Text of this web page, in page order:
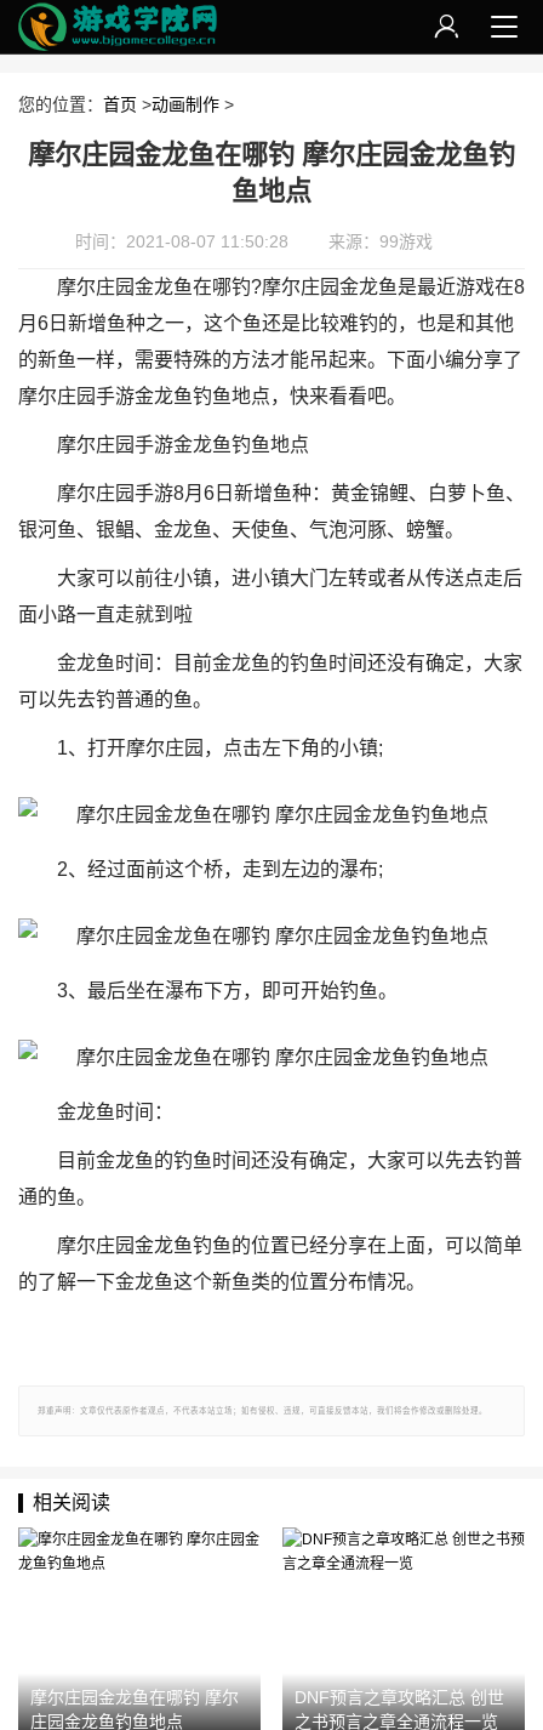
您的位置： 首页 >动画制作 >
摩尔庄园金龙鱼在哪钓 摩尔庄园金龙鱼钓
鱼地点
时间：2021-08-07 11:50:28 来源：99游戏
摩尔庄园金龙鱼在哪钓?摩尔庄园金龙鱼是最近游戏在8
月6日新增鱼种之一，这个鱼还是比较难钓的，也是和其他
的新鱼一样，需要特殊的方法才能吊起来。下面小编分享了
摩尔庄园手游金龙鱼钓鱼地点，快来看看吧。
摩尔庄园手游金龙鱼钓鱼地点
摩尔庄园手游8月6日新增鱼种：黄金锦鲤、白萝卜鱼、
银河鱼、银鲳、金龙鱼、天使鱼、气泡河豚、螃蟹。
大家可以前往小镇，进小镇大门左转或者从传送点走后
面小路一直走就到啦
金龙鱼时间：目前金龙鱼的钓鱼时间还没有确定，大家
可以先去钓普通的鱼。
1、打开摩尔庄园，点击左下角的小镇;
2、经过面前这个桥，走到左边的瀑布;
3、最后坐在瀑布下方，即可开始钓鱼。
金龙鱼时间：
目前金龙鱼的钓鱼时间还没有确定，大家可以先去钓普
通的鱼。
摩尔庄园金龙鱼钓鱼的位置已经分享在上面，可以简单
的了解一下金龙鱼这个新鱼类的位置分布情况。
郑重声明：文章仅代表原作者观点，不代表本站立场；如有侵权、违规，可直接反馈本站，我们将会作修改或删除处理。
相关阅读
摩尔庄园金龙鱼在哪钓 摩尔
庄园金龙鱼钓鱼地点
DNF预言之章攻略汇总 创世
之书预言之章全通流程一览